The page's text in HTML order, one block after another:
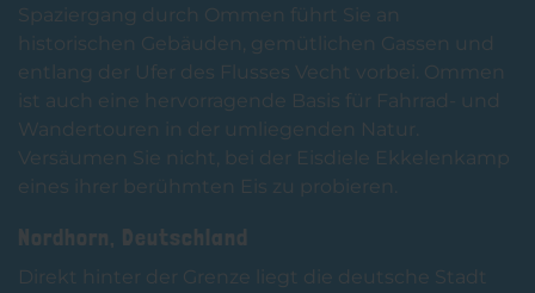
Spaziergang durch Ommen führt Sie an
historischen Gebäuden, gemütlichen Gassen und
entlang der Ufer des Flusses Vecht vorbei. Ommen
ist auch eine hervorragende Basis für Fahrrad- und
Wandertouren in der umliegenden Natur.
Versäumen Sie nicht, bei der Eisdiele Ekkelenkamp
eines ihrer berühmten Eis zu probieren.
Nordhorn, Deutschland
Direkt hinter der Grenze liegt die deutsche Stadt